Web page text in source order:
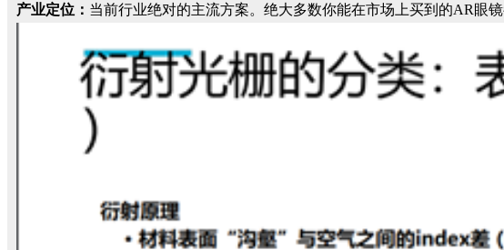
产业定位： 当前行业绝对的主流方案。绝大多数你能在市场上买到的AR眼